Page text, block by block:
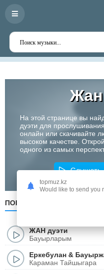
Жан
На этой странице вы
дуэти для
онлайн или скачивайте
высоком качестве.
одного из самых
Слушать
ПОПУЛЯРНЫЕ
ЖАН дуэти
Бауырларым
Еркебулан &
Караман Тайшыгара
topmuz.kz
Would like to send you